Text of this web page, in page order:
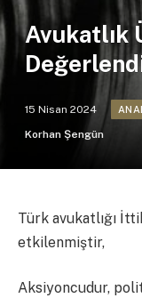
Avukatlık
15 Nisan 2024
Korhan Şengün
Türk avukatlığı
etkilenmiştir,
Aksiyoncudur,